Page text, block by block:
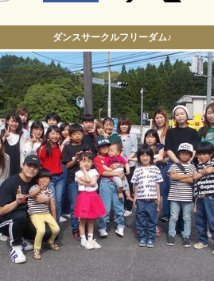
ダンスサークルフリーダム♪